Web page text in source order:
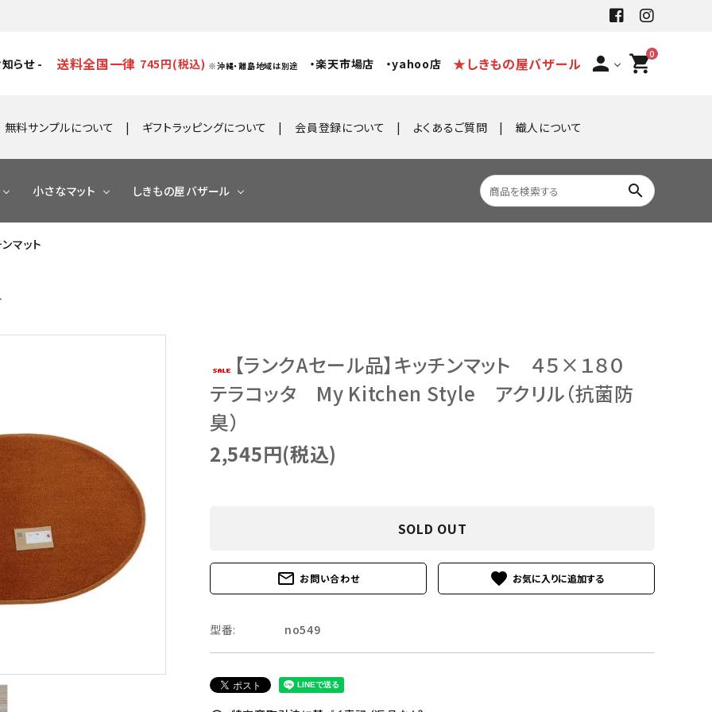
らせ - 送料全国一律 745円(税込) ※沖縄・離島地域は別途 ・楽天市場店 ・yahoo店 ★しきもの屋バザール person 0
shopping_cart
無料サンプルについて ギフトラッピングについて 会員登録について よくあるご質問 織人について
小さなマット しきもの屋バザール search
マット
【ランクAセール品】キッチンマット ４５×１８０
テラコッタ My Kitchen Style アクリル（抗菌防
臭）
2,545円(税込)
SOLD OUT
mail_outline お問い合わせ favorite
型番: no549